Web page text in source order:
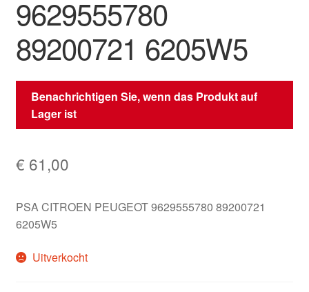
9629555780
89200721 6205W5
Benachrichtigen Sie, wenn das Produkt auf
Lager ist
€ 61,00
PSA CITROEN PEUGEOT 9629555780 89200721
6205W5
Uitverkocht